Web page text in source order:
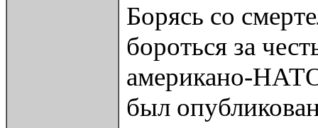
Борясь со
бороться за
американо-
был